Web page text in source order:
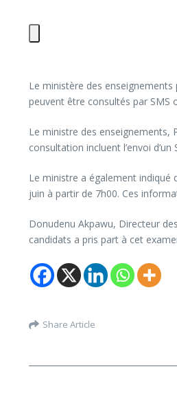
Le ministère des
peuvent être consultés par SMS
Le ministre des enseignements,
consultation incluent l’envoi
Le ministre a également indiqué
juin à partir de 7h00. Ces
Donudenu Akpawu, Directeur
candidats a pris part à cet
Share Article